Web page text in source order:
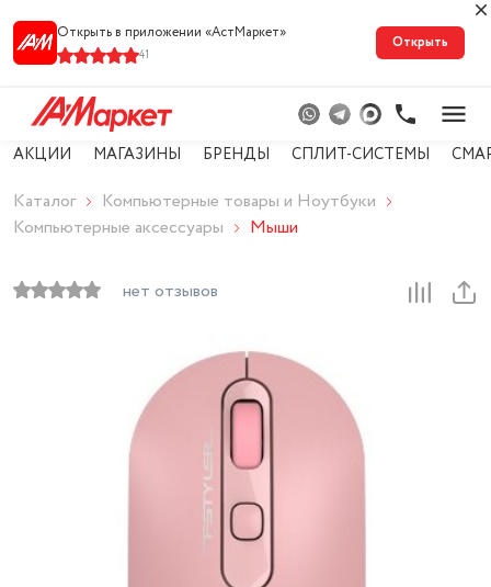
Открыть в приложении «АстМарке‪т‬»
41
Открыть
АКЦИИ МАГАЗИНЫ БРЕНДЫ СПЛИТ-СИСТЕМЫ
Каталог
Компьютерные товары и Ноутбуки
Компьютерные аксессуары
Мыши
нет отзывов